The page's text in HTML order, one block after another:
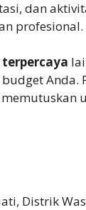
dan
profesional.
Anda.
Distrik